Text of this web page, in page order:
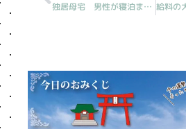
独居母宅 男性が寝泊まり［読売新聞人生案内/20230924分］